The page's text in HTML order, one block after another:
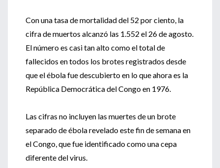
Con una tasa de mortalidad del 52 por ciento, la
cifra de muertos alcanzó las 1.552 el 26 de agosto.
El número es casi tan alto como el total de
fallecidos en todos los brotes registrados desde
que el ébola fue descubierto en lo que ahora es la
República Democrática del Congo en 1976.
Las cifras no incluyen las muertes de un brote
separado de ébola revelado este fin de semana en
el Congo, que fue identificado como una cepa
diferente del virus.